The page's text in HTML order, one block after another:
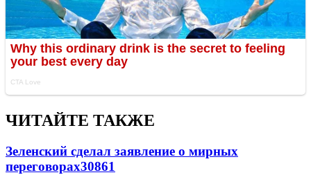
ЧИТАЙТЕ ТАКЖЕ
Зеленский сделал заявление о мирных
переговорах30861